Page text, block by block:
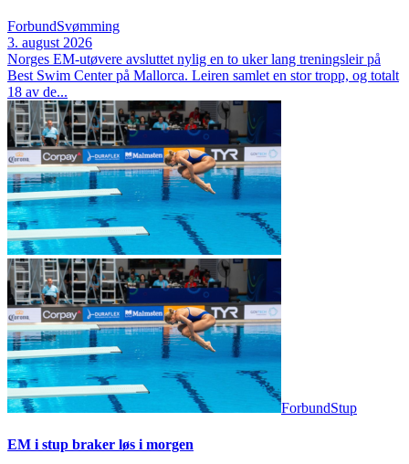
ForbundSvømming
3. august 2026
Norges EM‑utøvere avsluttet nylig en to uker lang treningsleir på
Best Swim Center på Mallorca. Leiren samlet en stor tropp, og totalt
18 av de...
ForbundStup
EM i stup braker løs i morgen